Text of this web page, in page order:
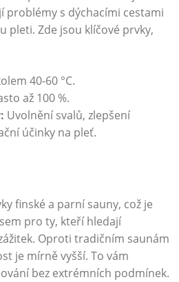
problémy s dýchacími cestami
pleti. Zde jsou klíčové prvky,
40-60 ‌°C.
až 100 ⁣%.
Uvolnění svalů, zlepšení
účinky na pleť.
finské ‍a parní⁤ sauny, což je
pro ty, kteří hledají
⁤Oproti tradičním saunám
je mírně vyšší. To vám
bez extrémních podmínek.